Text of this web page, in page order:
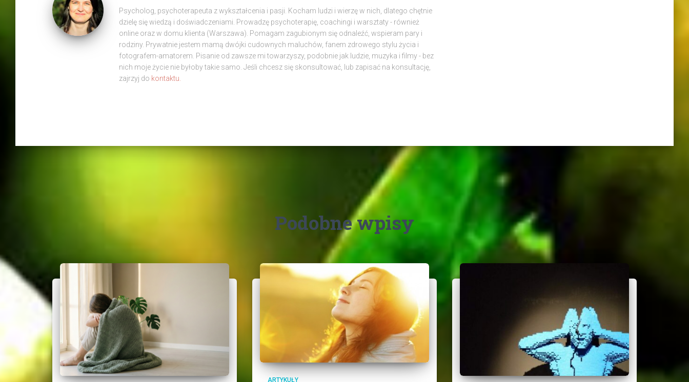
Psycholog, psychoterapeuta z wykształcenia i pasji. Kocham ludzi i wierzę w nich, dlatego chętnie
dzielę się wiedzą i doświadczeniami. Prowadzę psychoterapię, coachingi i warsztaty - również
online oraz w domu klienta (Warszawa). Pomagam zagubionym się odnaleźć, wspieram pary i
rodziny. Prywatnie jestem mamą dwójki cudownych maluchów, fanem zdrowego stylu życia i
fotografem-amatorem. Pisanie od zawsze mi towarzyszy, podobnie jak ludzie, muzyka i filmy - bez
nich moje życie nie byłoby takie samo. Jeśli chcesz się skonsultować, lub zapisać na konsultację,
zajrzyj do kontaktu.
Podobne wpisy
ARTYKUŁY